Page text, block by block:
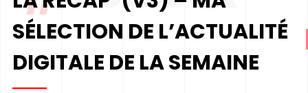
SÉLECTION DE L’ACTUALITÉ
DIGITALE DE LA SEMAINE